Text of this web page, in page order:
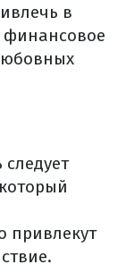
в
финансовое
привлекут